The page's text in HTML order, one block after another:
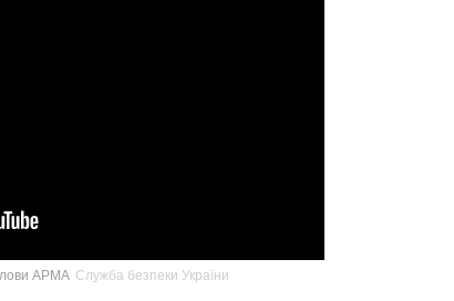
АРМА Служба безпеки України